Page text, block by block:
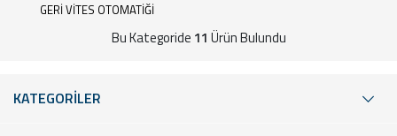
GERİ VİTES OTOMATİĞİ
Bu Kategoride 11 Ürün Bulundu
KATEGORİLER